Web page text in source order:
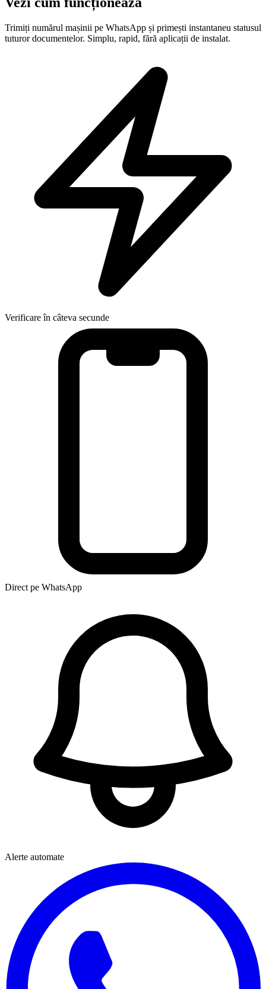
Trimiți numărul mașinii pe WhatsApp și primești instantaneu statusul
tuturor documentelor. Simplu, rapid, fără aplicații de instalat.
Verificare în câteva secunde
Direct pe WhatsApp
Alerte automate